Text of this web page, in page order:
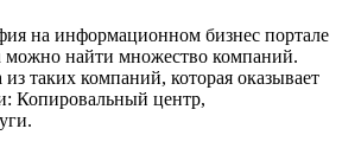
на информационном бизнес портале
можно найти множество компаний.
таких компаний, которая оказывает
Копировальный центр,